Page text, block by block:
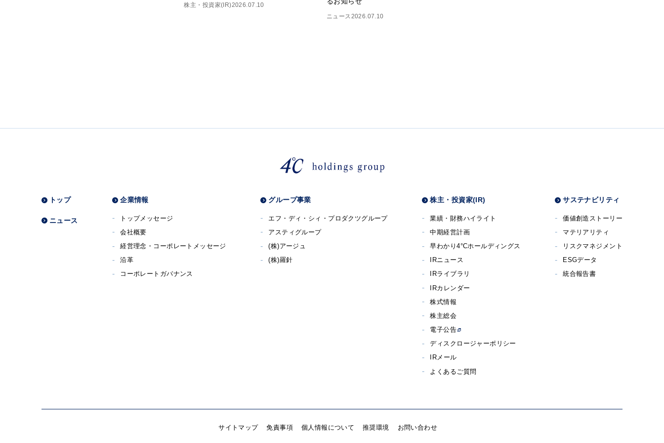
株主・投資家(IR)2026.07.10
ニュース 2026.07.10
トップ
ニュース
企業情報
トップメッセージ
会社概要
経営理念・コーポレートメッセージ
沿革
コーポレートガバナンス
グループ事業
エフ・ディ・シィ・プロダクツグループ
アスティグループ
(株)アージュ
(株)羅針
株主・投資家(IR)
業績・財務ハイライト
中期経営計画
早わかり4°Cホールディングス
IRニュース
IRライブラリ
IRカレンダー
株式情報
株主総会
電子公告
ディスクロージャーポリシー
IRメール
よくあるご質問
サステナビリティ
価値創造ストーリー
マテリアリティ
リスクマネジメント
ESGデータ
統合報告書
サイトマップ 免責事項 個人情報について 推奨環境 お問い合わせ